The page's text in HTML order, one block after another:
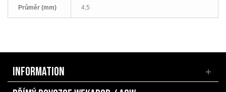
Průměr (mm) 4,5
INFORMATION